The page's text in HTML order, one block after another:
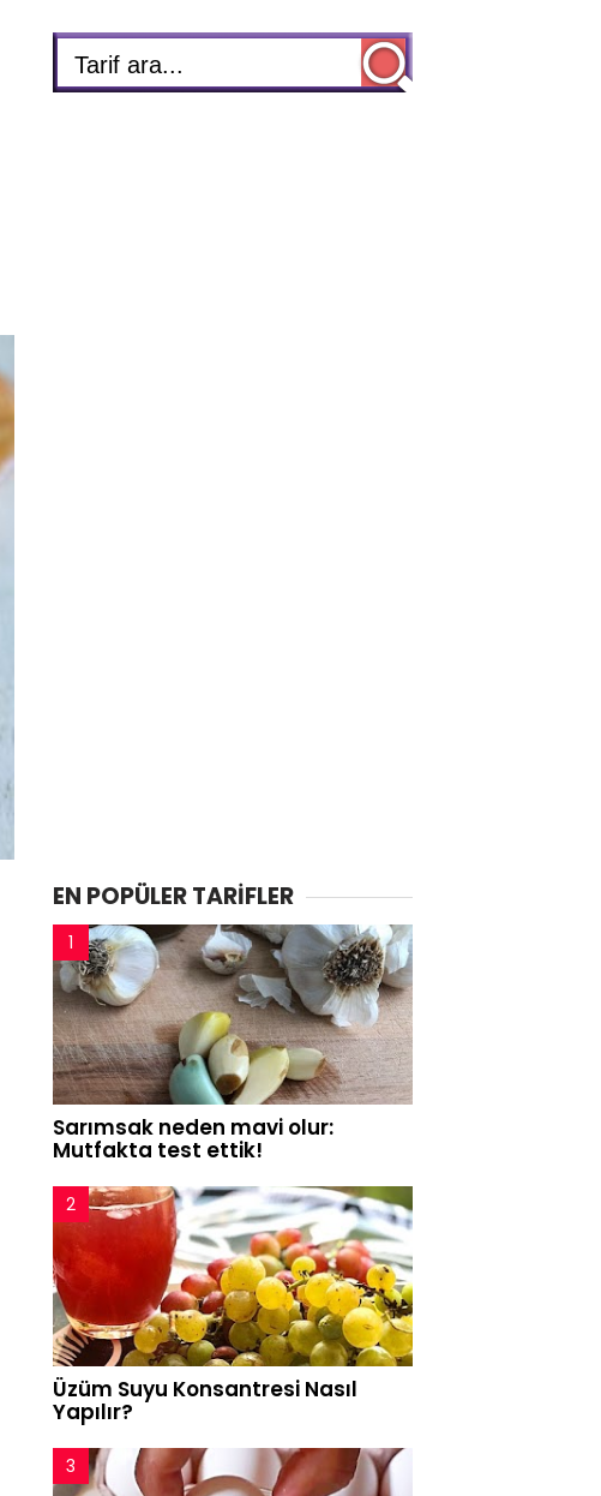
EN POPÜLER TARİFLER
Sarımsak neden mavi olur:
Mutfakta test ettik!
Üzüm Suyu Konsantresi Nasıl
Yapılır?